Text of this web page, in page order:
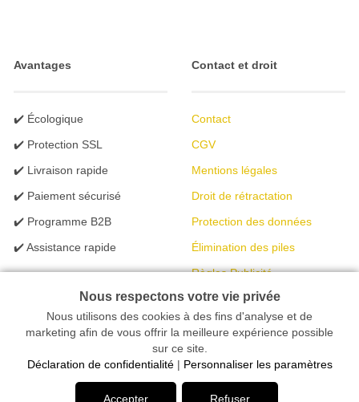
Avantages
✔️ Écologique
✔️ Protection SSL
✔️ Livraison rapide
✔️ Paiement sécurisé
✔️ Programme B2B
✔️ Assistance rapide
Contact et droit
Contact
CGV
Mentions légales
Droit de rétractation
Protection des données
Élimination des piles
Règles Publicité
Votre magasin en ligne spécialisé dans l'éclairage | créé avec
peleides.io
Nous respectons votre vie privée
Nous utilisons des cookies à des fins d'analyse et de
marketing afin de vous offrir la meilleure expérience possible
sur ce site.
Déclaration de confidentialité| Personnaliser les paramètres
Accepter Refuser